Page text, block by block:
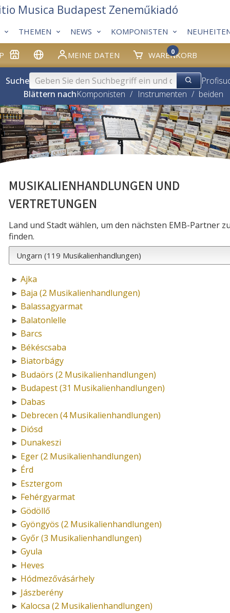
MEINE DATEN WARENKORB
0
THEMEN NEWS KOMPONISTEN
Musica Budapest Zeneműkiadó
Suche
Blättern nachKomponisten / Instrumenten / beiden
MUSIKALIENHANDLUNGEN UND
VERTRETUNGEN
Land und Stadt wählen, um den nächsten EMB-Partner
finden.
► Ajka
► Baja (2 Musikalienhandlungen)
► Balassagyarmat
► Balatonlelle
► Barcs
► Békéscsaba
► Biatorbágy
► Budaörs (2 Musikalienhandlungen)
► Budapest (31 Musikalienhandlungen)
► Dabas
► Debrecen (4 Musikalienhandlungen)
► Diósd
► Dunakeszi
► Eger (2 Musikalienhandlungen)
► Érd
► Esztergom
► Fehérgyarmat
► Gödöllő
► Gyöngyös (2 Musikalienhandlungen)
► Győr (3 Musikalienhandlungen)
► Gyula
► Heves
► Hódmezővásárhely
► Jászberény
► Kalocsa (2 Musikalienhandlungen)